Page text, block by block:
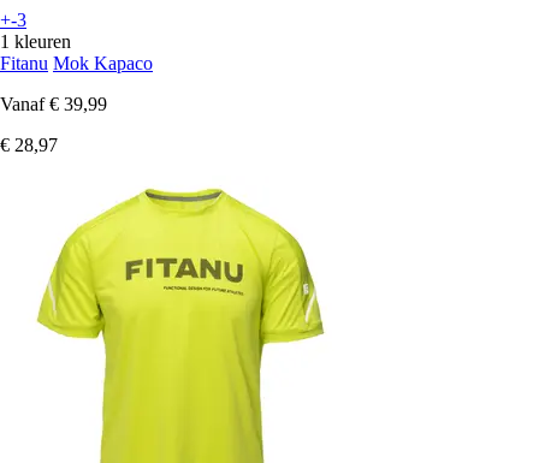
+-3
1 kleuren
Fitanu Mok Kapaco
Vanaf € 39,99
€ 28,97